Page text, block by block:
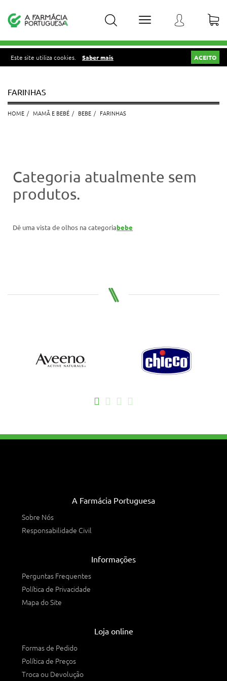
Este site utiliza cookies. Saber mais ACEITO
FARINHAS
HOME MAMÃ E BEBÉ BEBE FARINHAS
Categoria atualmente sem
produtos.
Dê uma vista de olhos na categoriabebe
A Farmácia Portuguesa
Sobre Nós
Responsabilidade Civil
Informações
Perguntas Frequentes
Política de Privacidade
Mapa do Site
Loja online
Formas de Pedido
Política de Preços
Troca ou Devolução